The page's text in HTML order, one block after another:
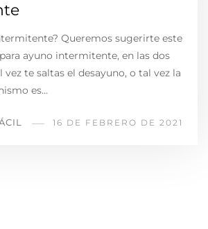
Queremos sugerirte este
ayuno intermitente, en las dos
vez te saltas el desayuno, o tal vez la
es…
16 DE FEBRERO DE 2021